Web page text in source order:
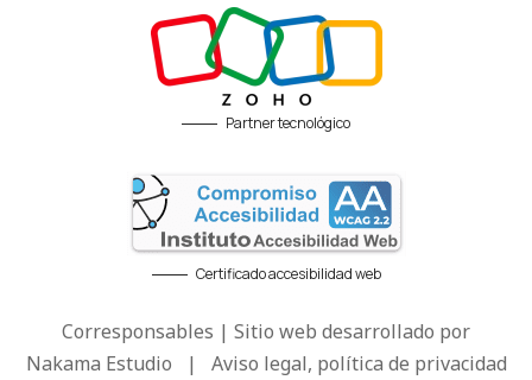
Partner tecnológico
Certificado accesibilidad web
Corresponsables | Sitio web desarrollado por
Nakama Estudio | Aviso legal, política de privacidad